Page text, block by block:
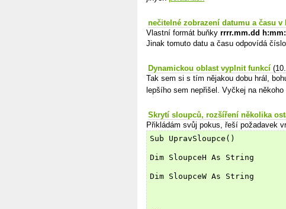
nečitelné zobrazení datumu a času v
Vlastní formát buňky rrrr.mm.dd
Jinak tomuto datu a času odpovídá číslo
Dynamickou oblast vyplnit funkcí
Tak sem si s tím nějakou dobu hrál,
lepšího sem nepřišel. Vyčkej na někoho
Skrytí sloupců, rozšíření několika
Přikládám svůj pokus, řeší požadavek
Sub UpravSloupce()
Dim SloupceH As String
Dim SloupceW As String